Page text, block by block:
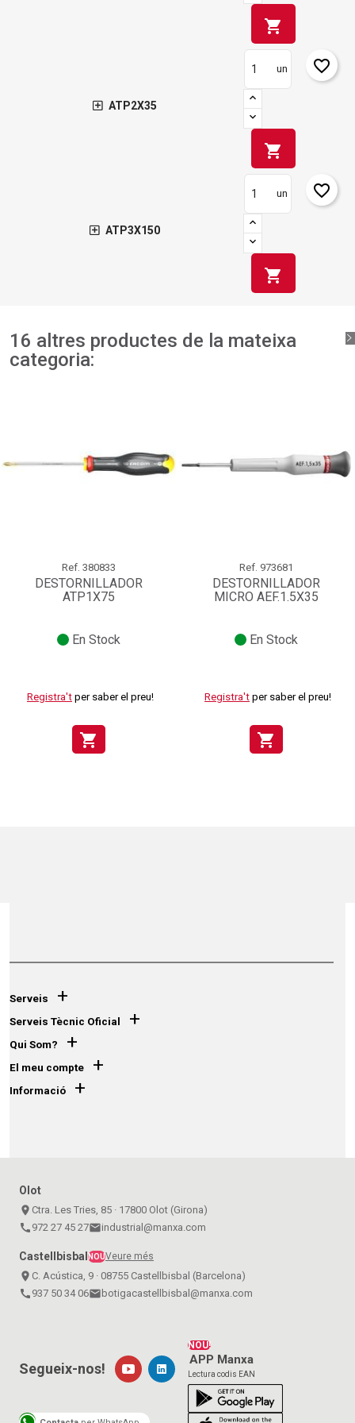
shopping_cart
ATP2X35
un
shopping_cart
favorite_border
ATP3X150
un
shopping_cart
favorite_border
16 altres productes de la mateixa
categoria:
Ref. 380833
DESTORNILLADOR
ATP1X75
En Stock
Registra't per saber el preu!
shopping_cart
Ref. 973681
DESTORNILLADOR
MICRO AEF.1.5X35
En Stock
Registra't per saber el preu!
shopping_cart
Serveis +
Serveis Tècnic Oficial +
Qui Som? +
El meu compte +
Informació +
Olot
place Ctra. Les Tries, 85 · 17800 Olot (Girona)
call 972 27 45 27emailindustrial@manxa.com
CastellbisbalNOUVeure més
place C. Acústica, 9 · 08755 Castellbisbal (Barcelona)
call 937 50 34 06emailbotigacastellbisbal@manxa.com
NOU!
APP Manxa
Lectura codis EAN
Segueix-nos!